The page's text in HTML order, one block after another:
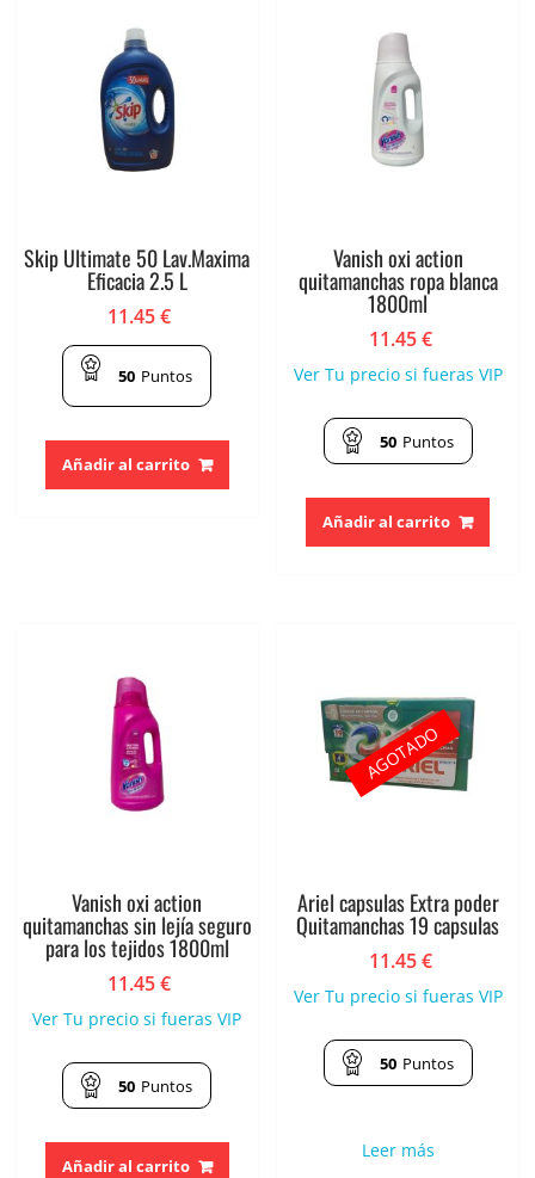
Skip Ultimate 50 Lav.Maxima
Eficacia 2.5 L
11.45€
50 Puntos
Añadir al carrito
Vanish oxi action
quitamanchas ropa blanca
1800ml
11.45€
Ver Tu precio si fueras VIP
50 Puntos
Añadir al carrito
Vanish oxi action
quitamanchas sin lejía seguro
para los tejidos 1800ml
11.45€
Ver Tu precio si fueras VIP
50 Puntos
Añadir al carrito
Ariel capsulas Extra poder
Quitamanchas 19 capsulas
11.45€
Ver Tu precio si fueras VIP
50 Puntos
Leer más
AGOTADO